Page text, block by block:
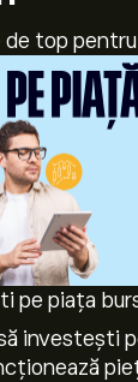
top
pe piața
investești